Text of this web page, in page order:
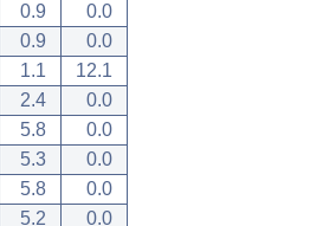
0.9
0.0
0.9
0.0
1.1
12.1
2.4
0.0
5.8
0.0
5.3
0.0
5.8
0.0
5.2 0.0